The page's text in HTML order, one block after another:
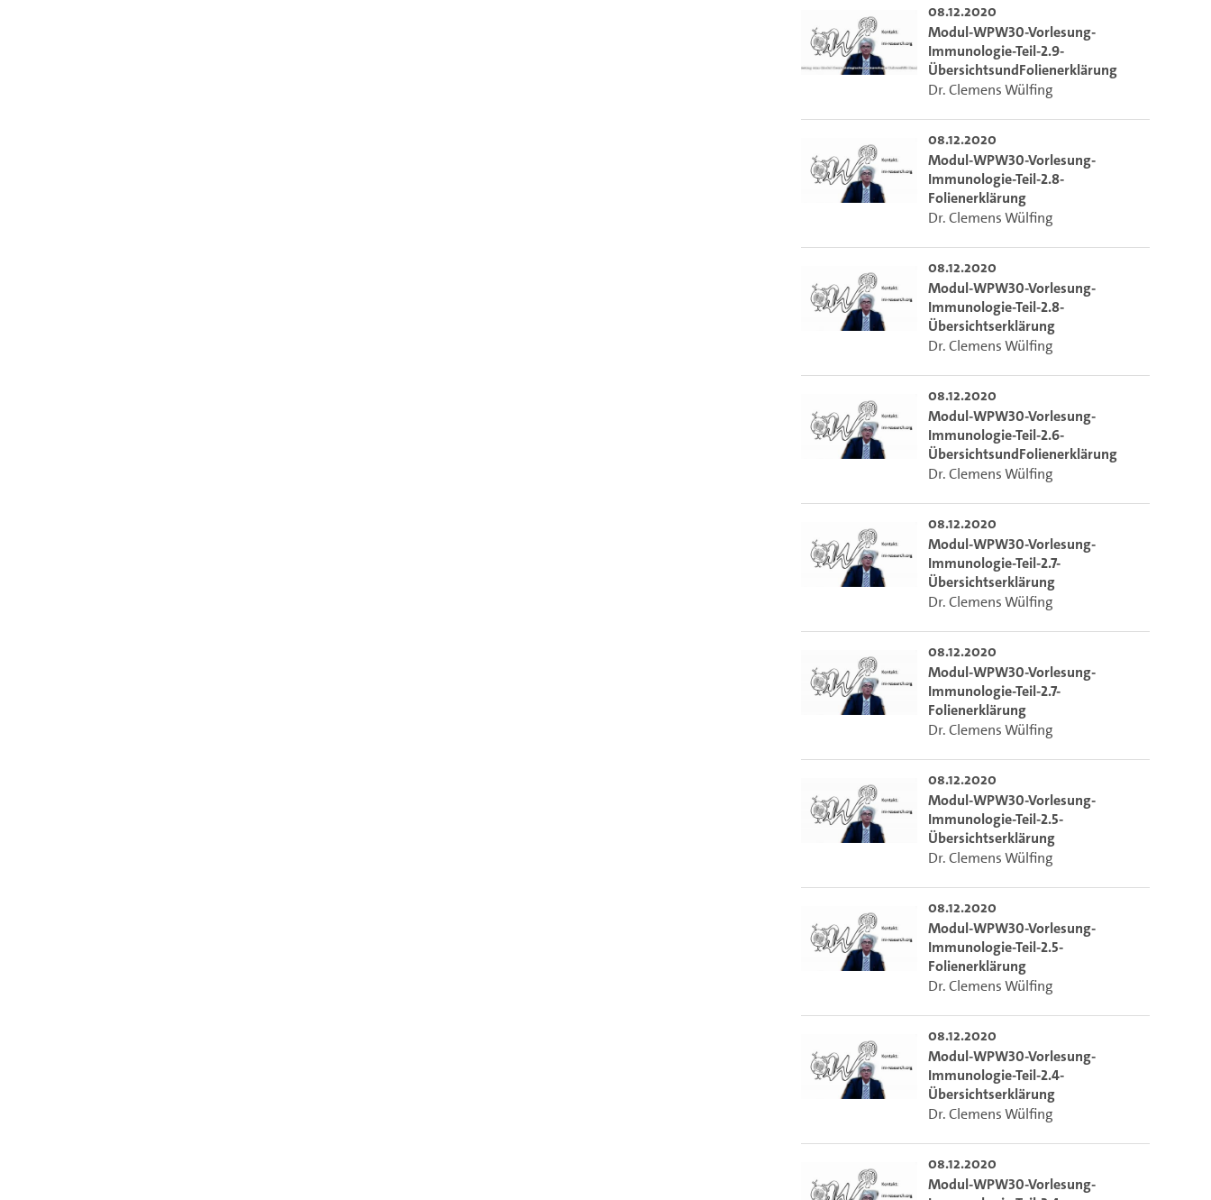
08.12.2020
Modul-WPW30-Vorlesung-
Immunologie-Teil-2.9-
ÜbersichtsundFolienerklärung
Dr. Clemens Wülfing
08.12.2020
Modul-WPW30-Vorlesung-
Immunologie-Teil-2.8-
Folienerklärung
Dr. Clemens Wülfing
08.12.2020
Modul-WPW30-Vorlesung-
Immunologie-Teil-2.8-
Übersichtserklärung
Dr. Clemens Wülfing
08.12.2020
Modul-WPW30-Vorlesung-
Immunologie-Teil-2.6-
ÜbersichtsundFolienerklärung
Dr. Clemens Wülfing
08.12.2020
Modul-WPW30-Vorlesung-
Immunologie-Teil-2.7-
Übersichtserklärung
Dr. Clemens Wülfing
08.12.2020
Modul-WPW30-Vorlesung-
Immunologie-Teil-2.7-
Folienerklärung
Dr. Clemens Wülfing
08.12.2020
Modul-WPW30-Vorlesung-
Immunologie-Teil-2.5-
Übersichtserklärung
Dr. Clemens Wülfing
08.12.2020
Modul-WPW30-Vorlesung-
Immunologie-Teil-2.5-
Folienerklärung
Dr. Clemens Wülfing
08.12.2020
Modul-WPW30-Vorlesung-
Immunologie-Teil-2.4-
Übersichtserklärung
Dr. Clemens Wülfing
08.12.2020
Modul-WPW30-Vorlesung-